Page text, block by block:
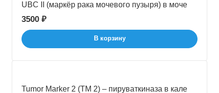
UBС II (маркёр рака мочевого пузыря) в моче
3500 ₽
В корзину
Tumor Marker 2 (TM 2) – пируваткиназа в кале